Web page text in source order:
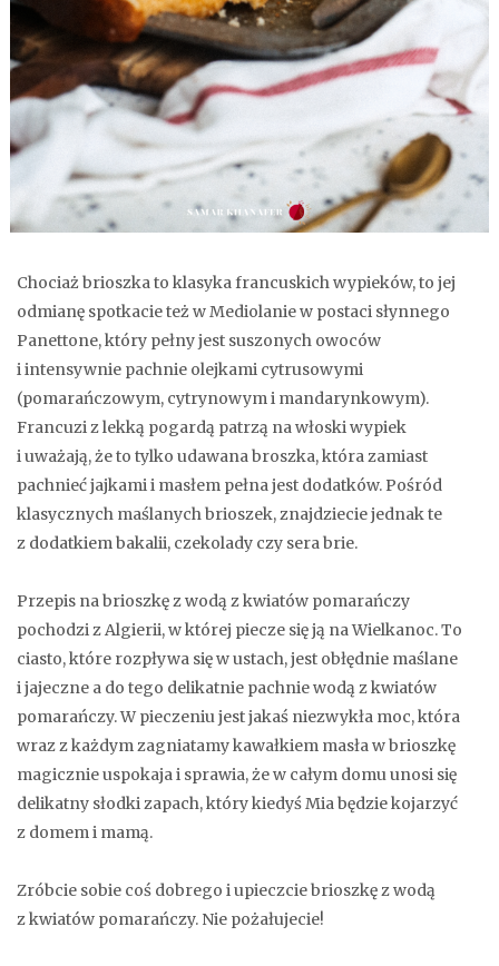
Chociaż brioszka to klasyka francuskich wypieków, to jej
odmianę spotkacie też w Mediolanie w postaci słynnego
Panettone, który pełny jest suszonych owoców
i intensywnie pachnie olejkami cytrusowymi
(pomarańczowym, cytrynowym i mandarynkowym).
Francuzi z lekką pogardą patrzą na włoski wypiek
i uważają, że to tylko udawana broszka, która zamiast
pachnieć jajkami i masłem pełna jest dodatków. Pośród
klasycznych maślanych brioszek, znajdziecie jednak te
z dodatkiem bakalii, czekolady czy sera brie.
Przepis na brioszkę z wodą z kwiatów pomarańczy
pochodzi z Algierii, w której piecze się ją na Wielkanoc. To
ciasto, które rozpływa się w ustach, jest obłędnie maślane
i jajeczne a do tego delikatnie pachnie wodą z kwiatów
pomarańczy. W pieczeniu jest jakaś niezwykła moc, która
wraz z każdym zagniatamy kawałkiem masła w brioszkę
magicznie uspokaja i sprawia, że w całym domu unosi się
delikatny słodki zapach, który kiedyś Mia będzie kojarzyć
z domem i mamą.
Zróbcie sobie coś dobrego i upieczcie brioszkę z wodą
z kwiatów pomarańczy. Nie pożałujecie!